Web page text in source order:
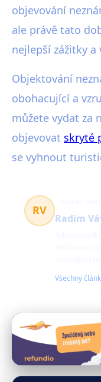
objevování
ale právě tato
nejlepší zážitky a
Objektování
obohacující a
můžete vydat za
objevovat skryté
se vyhnout
RV
Radim
Všechny